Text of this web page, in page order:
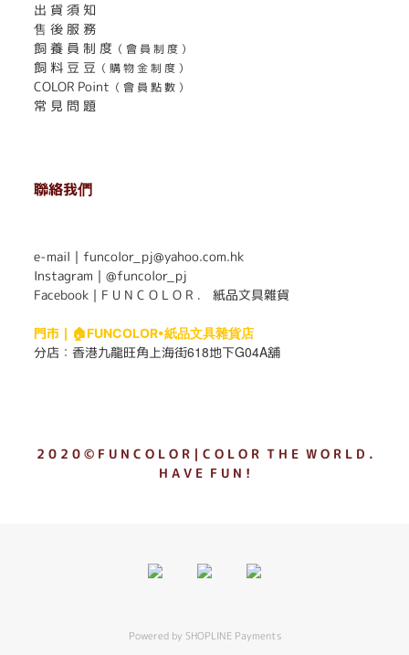
出 貨 須 知
售 後 服 務
飼 養 員 制 度 （ 會 員 制 度 ）
飼 料 豆 豆 （ 購 物 金 制 度 ）
COLOR Point （ 會 員 點 數 ）
常 見 問 題
聯絡我們
e-mail｜funcolor_pj@yahoo.com.hk
Instagram｜ @funcolor_pj
Facebook｜ F U N C O L O R ． 紙品文具雜貨
門市｜ 🏠FUNCOLOR•紙品文具雜貨店
分店： 香港九龍旺角上海街618地下G04A舖
2 0 2 0 © F U N C O L O R｜C O L O R T H E W O R L D .
H A V E F U N !
Powered by SHOPLINE Payments